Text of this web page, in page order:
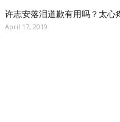
许志安落泪道歉有用吗？太心
April 17, 2019